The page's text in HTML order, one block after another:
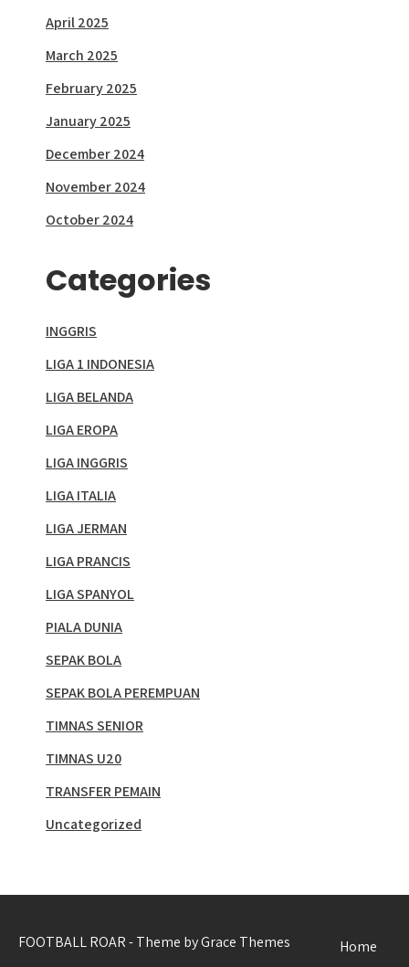
April 2025
March 2025
February 2025
January 2025
December 2024
November 2024
October 2024
Categories
INGGRIS
LIGA 1 INDONESIA
LIGA BELANDA
LIGA EROPA
LIGA INGGRIS
LIGA ITALIA
LIGA JERMAN
LIGA PRANCIS
LIGA SPANYOL
PIALA DUNIA
SEPAK BOLA
SEPAK BOLA PEREMPUAN
TIMNAS SENIOR
TIMNAS U20
TRANSFER PEMAIN
Uncategorized
FOOTBALL ROAR - Theme by Grace Themes Home